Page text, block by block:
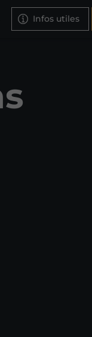
Infos utiles